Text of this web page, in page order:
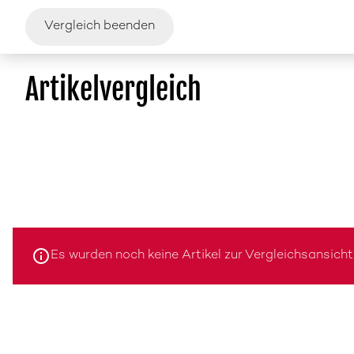
Vergleich beenden
Artikelvergleich
Es wurden noch keine Artikel zur